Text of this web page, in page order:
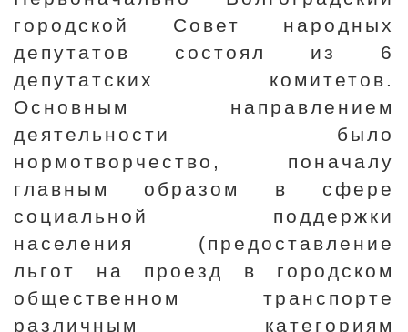
городской Совет народных
депутатов состоял из 6
депутатских комитетов.
Основным направлением
деятельности было
нормотворчество, поначалу
главным образом в сфере
социальной поддержки
населения (предоставление
льгот на проезд в городском
общественном транспорте
различным категориям